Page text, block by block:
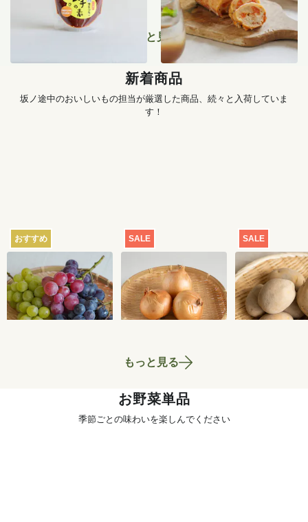
もっと見る
新着商品
坂ノ途中のおいしいもの担当が厳選した商品、続々と入荷していま
す！
おすすめ
【産地直送】葡萄畑
ふくじろうのふぞろ
い濃厚ぶどう 1.6kg
送料込 6,750円
SALE
【特別価格】玉ねぎ
1kg
700円
SALE
【特別価格】
いも（品種お
せ） 1kg
もっと見る
お野菜単品
季節ごとの味わいを楽しんでください